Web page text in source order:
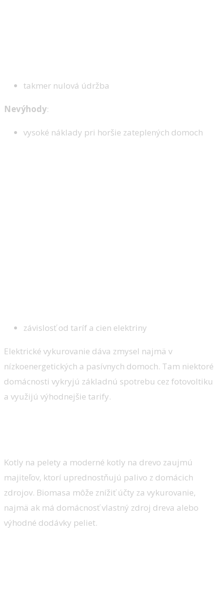
takmer nulová údržba
Nevýhody:
vysoké náklady pri horšie zateplených domoch
závislosť od taríf a cien elektriny
Elektrické vykurovanie dáva zmysel najmä v
nízkoenergetických a pasívnych domoch. Tam niektoré
domácnosti vykryjú základnú spotrebu cez fotovoltiku
a využijú výhodnejšie tarify.
Kotly na pelety a moderné kotly na drevo zaujmú
majiteľov, ktorí uprednostňujú palivo z domácich
zdrojov. Biomasa môže znížiť účty za vykurovanie,
najmä ak má domácnosť vlastný zdroj dreva alebo
výhodné dodávky peliet.